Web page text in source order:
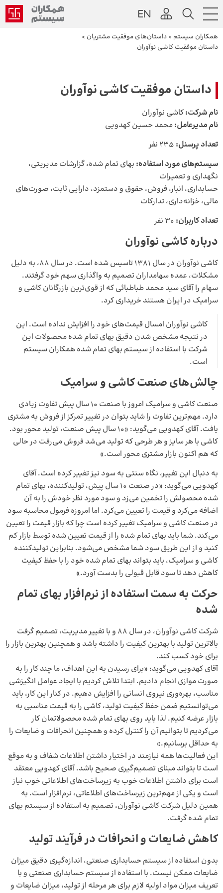
همکاران سیستم > داستان‌های موفقیت مشتریان >
داستان موفقیت کاشی نوآوران
داستان موفقیت کاشی نوآوران
نام شرکت:کاشی نوآوران
نام مدیرعامل:محمد حسین کهدویی
تعداد پرسنل:
سیستم‌های مورد استفاده: بهای تمام شده، گزارشات مدیریتی،
نگهداری و تعمیرات
حسابداری، انبار، فروش، حقوق و دستمزد، دارایی ثابت، صورت‌های
مالی، خزانه‌داری، تدارکات
تعداد کاربران:
درباره کاشی نوآوران
کاشی نوآوران در سال ۱۳۸۱ تاسیس شده است. در سال ۸۸، به دلیل
مشکلات، عمده سهامداران تصمیم به واگذاری سهم خود گرفتند.
سهام را آقای سید محمد طباطبائی که از قوی‌ترین بازرگانان کاشی و
سرامیک در ایران هستند خریداری کرد.
کاشی نوآوران امسال قیمت‌های خود را افزایش نداده است. این
در نتیجه مشخص شدن دقیق بهای تمام شده محصولات این
شرکت با استفاده از سیستم بهای تمام شده همکاران سیستم
است.
چالش‌های صنعت کاشی و سرامیک
صنعت کاشی و سرامیک امروز با صنعت ۱۰ سال پیش تفاوت زیادی
دارد. مهم‌ترین تفاوت را شاید بتوان در تغییر تمرکز از فروش به مشتری
یافت. آقای کهدویی می‌گوید: «۱۰ سال پیش صنعت، تولید محور بود.
کاشی با هر سایز و هر طرحی که تولید می‌شد فروش می‌رفت در حالی
که هم اکنون بازار مشتری محور است.»
به دنبال این تغییر، نگاه سنتی به سود نیز تغییر کرده است. آقای
کهدویی می‌گوید: «‌در صنعت 10 سال پیش، تولیدکننده، بهای تمام
شده محصولش را تخمین می‌زد و سود مورد نظر خودش را به آن
اضافه می‌کرد و قیمت را تعیین می‌کرد. اما امروزه فرمول محاسبه سود
در صنعت کاشی و سرامیک تغییر کرده است چرا که بازار قیمت را تعیین
می‌کند. شما باید بهای تمام شده را از قیمت تعیین شده توسط بازار کم
کنید و از این طریق سود شما مشخص می‌شود. بنابراین تولیدکننده
کاشی و سرامیک، باید بتواند بهای تمام شده خود را با حفظ کیفیت
کاهش دهد تا سود قابل قبولی را بدست آورد.»
حرکت به سمت استفاده از نرم‌افزار بهای تمام
شده
شرکت کاشی نوآوران، در سال ۸۸ و با تغییر مدیریت، تصمیم گرفت
بالا‌ترین تولید با بهترین کیفیت را داشته باشد و همچنین بهترین بازار را
برای خود کسب کند.
آقای کهدویی می‌گوید: «برای رسیدن به این اهداف، ما چند کار را به
صورت موازی انجام دادیم. ابتدا تلاش کردیم با ایجاد عوامل انگیزشی
مناسب، بهره‌وری نیروی انسانی را افزایش دهیم. در کنار این کار، باید
می‌توانستیم ضمن حفظ کیفیت تولید، کاشی را به قیمت مناسبی به
بازار عرضه کنیم. لذا باید روی بهای تمام شده محصولاتمان کار
‌می‌کردیم تا بتوانیم آن را کنترل کرده و همچنین انحرافات و ضایعات را
به حداقل برسانیم.»
این فعالیت‌ها همه نیازمند در اختیار داشتن اطلاعات شفاف و به موقع
است تا بتواند مبنای تصمیم‌گیری صحیح باشد. آقای کهدویی معتقد
است برای داشتن اطلاعات خوب به زیرساخت‌های اطلاعاتی خوب نیاز
است و یکی از مهم‌ترین زیرساخت‌های اطلاعاتی، نرم‌افزار است. به
همین دلیل شرکت کاشی نوآوران، تصمیم به استفاده از سیستم بهای
تمام شده گرفت.
کاهش ضایعات و انحرافات در فرآیند تولید
بدون استفاده از سیستم حسابداری صنعتی، اندازه‌گیری دقیق میزان
ضایعات ممکن نیست. با استفاده از سیستم حسابداری صنعتی و با
تعریف میزان مواد اولیه لازم برای هر مرحله از تولید، میزان ضایعات و